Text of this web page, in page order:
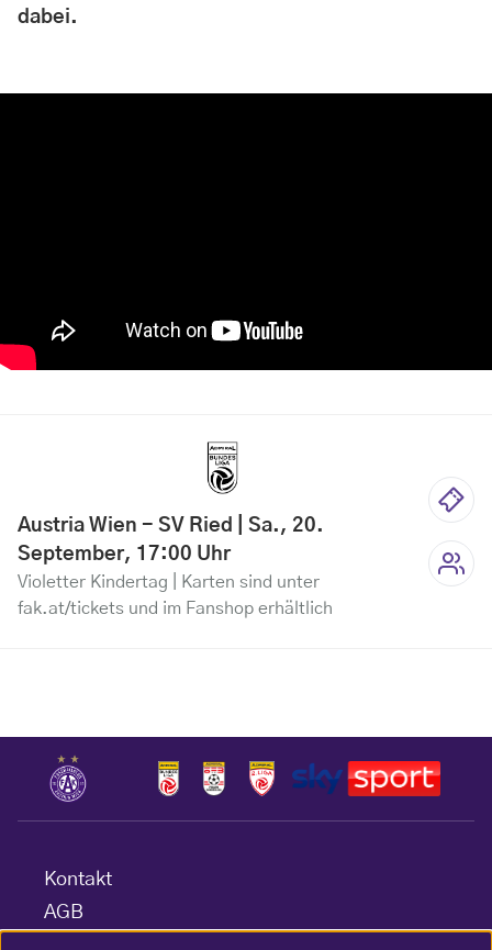
dabei.
Austria Wien - SV Ried | Sa., 20.
September, 17:00 Uhr
Violetter Kindertag | Karten sind unter
fak.at/tickets und im Fanshop erhältlich
Kontakt
AGB